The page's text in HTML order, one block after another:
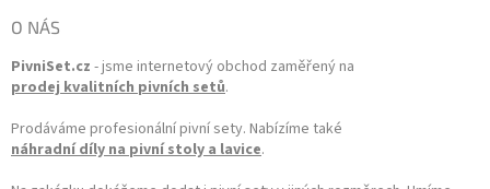
O NÁS
PivniSet.cz - jsme internetový obchod zaměřený na
prodej kvalitních pivních setů.
Prodáváme profesionální pivní sety. Nabízíme také
náhradní díly na pivní stoly a lavice.